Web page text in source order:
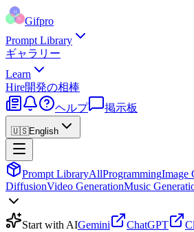
Gifpro
Prompt Library
ギャラリー
Learn
Hire開発の相棒
ヘルプ
掲示板
🇺🇸English
Prompt LibraryAllProgrammingImage
DiffusionVideo GenerationMusic
Start with AIGemini ChatGPT